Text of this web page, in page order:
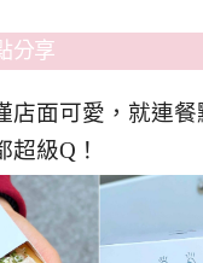
分享
店面可愛，就連
超級Q！